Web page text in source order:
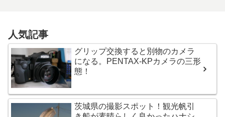
人気記事
グリップ交換すると別物のカメラ
になる。PENTAX-KPカメラの三形
態！
茨城県の撮影スポット！観光帆引